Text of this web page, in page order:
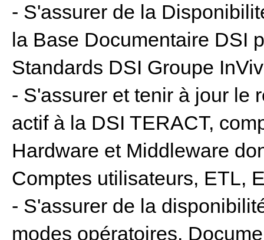
- S'assurer de la
la Base Documentaire DSI
Standards DSI Groupe
- S'assurer et tenir à jour le
actif à la DSI TERACT,
Hardware et Middleware
Comptes utilisateurs, ETL,
- S'assurer de la
modes opératoires,